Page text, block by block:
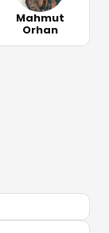
Mahmut
Orhan